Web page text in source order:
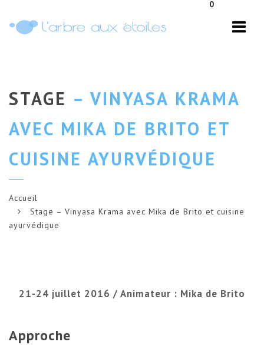
0
STAGE – VINYASA KRAMA
AVEC MIKA DE BRITO ET
CUISINE AYURVÉDIQUE
Accueil
Stage – Vinyasa Krama avec Mika de Brito et cuisine
ayurvédique
21-24 juillet 2016 / Animateur : Mika de Brito
Approche